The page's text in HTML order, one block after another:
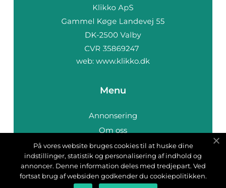
web: www.klikko.dk
Menu
Annonsering
Om oss
Cookies
Kontakta oss
Sitemap
På vores website bruges cookies til at huske dine
indstillinger, statistik og personalisering af indhold og
annoncer. Denne information deles med tredjepart. Ved
fortsat brug af websiden godkender du cookiepolitikken.